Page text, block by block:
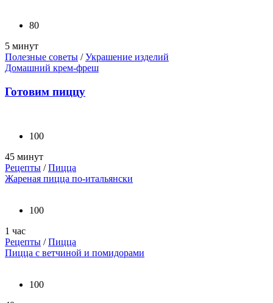
80
5 минут
Полезные советы /Украшение изделий
Домашний крем-фреш
Готовим пиццу
100
45 минут
Рецепты /Пицца
Жареная пицца по-итальянски
100
1 час
Рецепты /Пицца
Пицца с ветчиной и помидорами
100